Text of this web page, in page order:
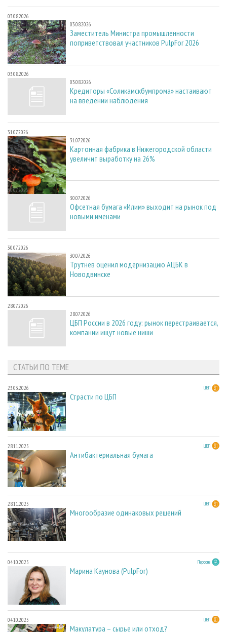
03.08.2026
03.08.2026
Заместитель Министра промышленности
поприветствовал участников PulpFor 2026
03.08.2026
03.08.2026
Кредиторы «Соликамскбумпрома» настаивают
на введении наблюдения
31.07.2026
31.07.2026
Картонная фабрика в Нижегородской области
увеличит выработку на 26%
30.07.2026
30.07.2026
Офсетная бумага «Илим» выходит на рынок под
новыми именами
30.07.2026
30.07.2026
Трутнев оценил модернизацию АЦБК в
Новодвинске
28.07.2026
28.07.2026
ЦБП России в 2026 году: рынок перестраивается,
компании ищут новые ниши
СТАТЬИ ПО ТЕМЕ
23.03.2026 ЦБП
Страсти по ЦБП
28.11.2025 ЦБП
Антибактериальная бумага
28.11.2025 ЦБП
Многообразие одинаковых решений
04.10.2025 Персона
Марина Каунова (PulpFor)
04.10.2025 ЦБП
Макулатура – сырье или отход?